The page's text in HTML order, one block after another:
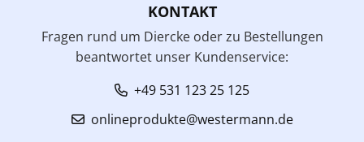
KONTAKT
Fragen rund um Diercke oder zu Bestellungen
beantwortet unser Kundenservice:
+49 531 123 25 125
onlineprodukte@westermann.de